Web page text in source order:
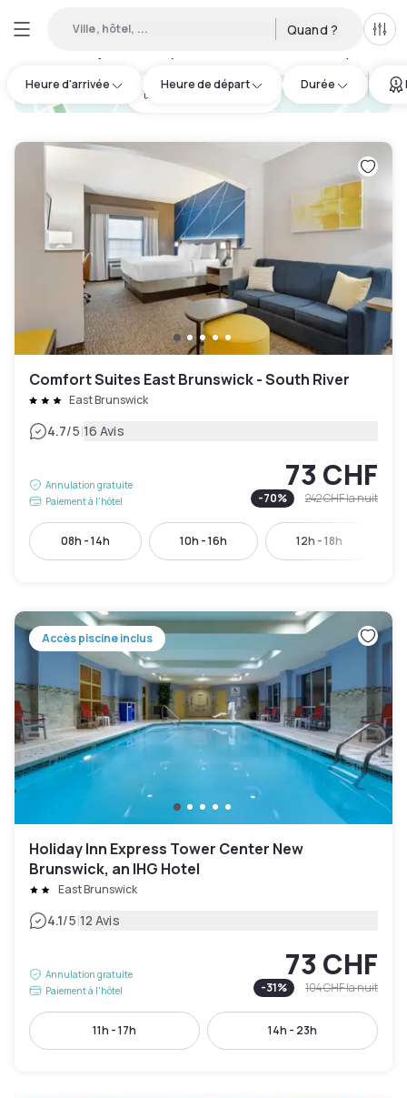
Ville, hôtel, ... Quand ?
Heure d'arrivée Heure de départ Durée
hotel.cta.view_map
Comfort Suites East Brunswick - South River
East Brunswick
4.7/5|16 Avis
Annulation gratuite
Paiement à l'hôtel
73 CHF
-70% 242 CHFla nuit
08h - 14h 10h - 16h 12h - 18h
Accès piscine inclus
Holiday Inn Express Tower Center New
Brunswick, an IHG Hotel
East Brunswick
4.1/5|12 Avis
Annulation gratuite
Paiement à l'hôtel
73 CHF
-31% 104 CHFla nuit
11h - 17h 14h - 23h